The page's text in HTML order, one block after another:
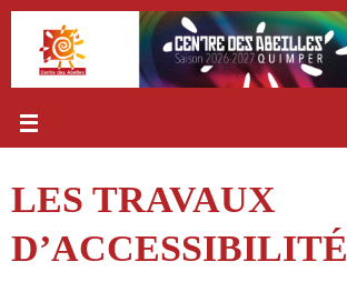
Passer
contenu
LES TRAVAUX
D’ACCESSIBILITÉ